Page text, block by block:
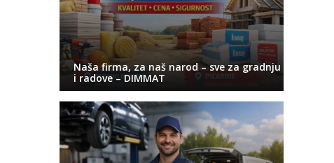
Naša firma, za naš narod – sve za gradnju
i radove – DIMMAT